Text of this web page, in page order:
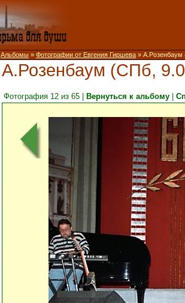
Альбомы » Фотографии от Евгения Гиршева » А.Розенбаум
А.Розенбаум (СПб,
Фотография 12 из 65 | Вернуться к альбому